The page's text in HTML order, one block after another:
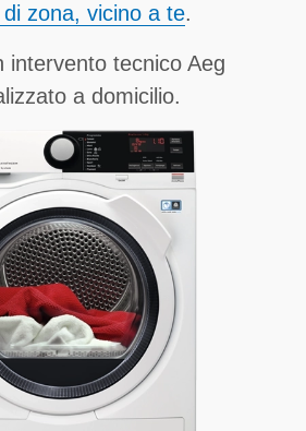
di zona, vicino a te.
intervento tecnico Aeg
a domicilio.